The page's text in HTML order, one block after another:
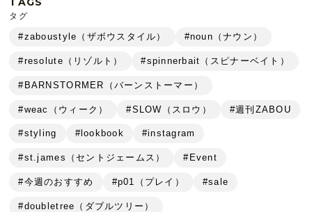
タグ
#zaboustyle（ザボウスタイル） #noun（ナウン）
#resolute（リゾルト） #spinnerbait（スピナーベイト）
#BARNSTORMER（バーンストーマー）
#weac（ウィーク） #SLOW（スロウ） #週刊ZABOU
#styling #lookbook #instagram
#st.james（セントジェームス） #Event
#今週のおすすめ #p01（プレイ） #sale
#doubletree（ダブルツリー）